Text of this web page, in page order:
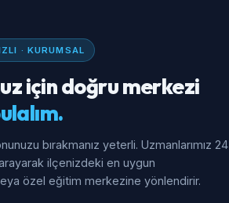
· KURUMSAL
için doğru merkezi
bırakmanız yeterli. Uzmanlarımız 24
ilçenizdeki en uygun
özel eğitim merkezine yönlendirir.